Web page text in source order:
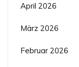
April 2026
März 2026
Februar 2026